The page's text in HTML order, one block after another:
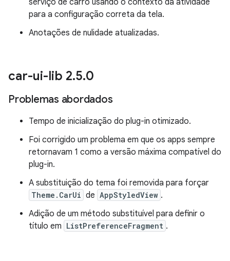
serviço de carro usando o contexto da atividade
para a configuração correta da tela.
Anotações de nulidade atualizadas.
car-ui-lib 2.5.0
Problemas abordados
Tempo de inicialização do plug-in otimizado.
Foi corrigido um problema em que os apps sempre
retornavam 1 como a versão máxima compatível do
plug-in.
A substituição do tema foi removida para forçar
Theme.CarUi de AppStyledView .
Adição de um método substituível para definir o
título em ListPreferenceFragment .